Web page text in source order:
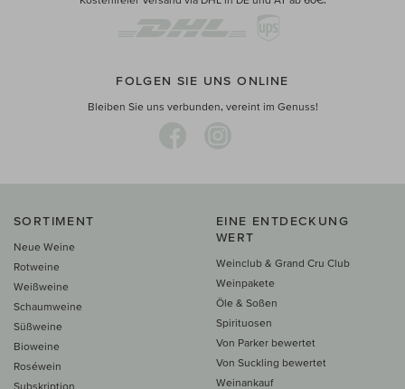
FOLGEN SIE UNS ONLINE
Bleiben Sie uns verbunden, vereint im Genuss!
SORTIMENT
Neue Weine
Rotweine
Weißweine
Schaumweine
Süßweine
Bioweine
Roséwein
Subskription
EINE ENTDECKUNG
WERT
Weinclub & Grand Cru Club
Weinpakete
Öle & Soßen
Spirituosen
Von Parker bewertet
Von Suckling bewertet
Weinankauf